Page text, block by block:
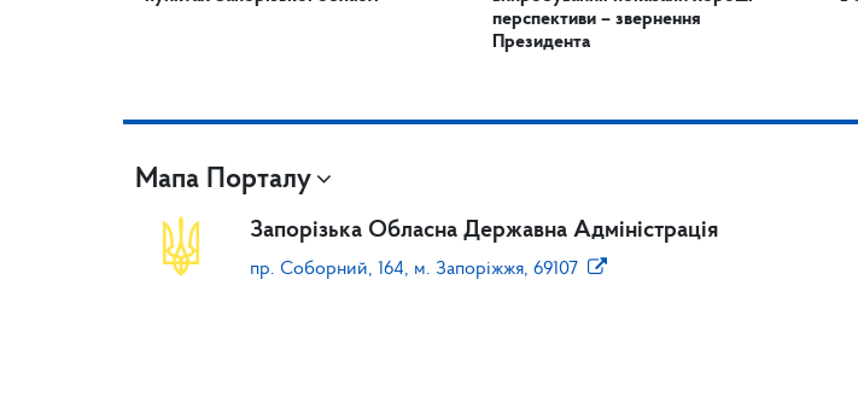
перспективи – звернення
Президента
Мапа Порталу
Запорізька Обласна Державна Адміністрація
пр. Соборний, 164, м. Запоріжжя, 69107